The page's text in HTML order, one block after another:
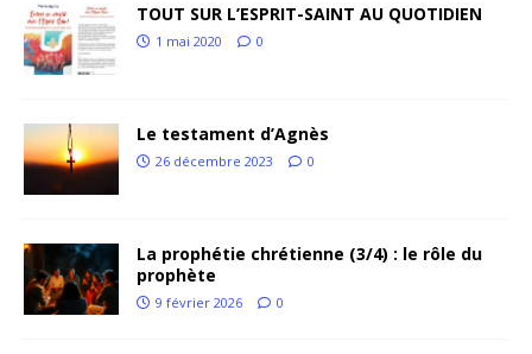
TOUT SUR L’ESPRIT-SAINT AU QUOTIDIEN
1 mai 2020 0
Le testament d’Agnès
26 décembre 2023 0
La prophétie chrétienne (3/4) : le rôle du
prophète
9 février 2026 0